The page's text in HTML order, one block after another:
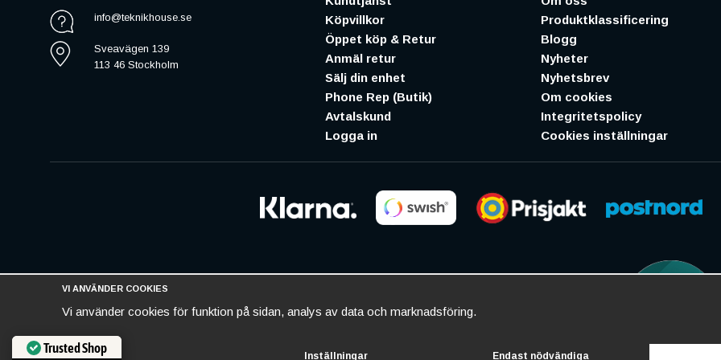
info@teknikhouse.se
Sveavägen 139
113 46 Stockholm
Köpvillkor
Öppet köp & Retur
Anmäl retur
Sälj din enhet
Phone Rep (Butik)
Avtalskund
Logga in
Produktklassificering
Blogg
Nyheter
Nyhetsbrev
Om cookies
Integritetspolicy
Cookies inställningar
VI ANVÄNDER COOKIES
Vi använder cookies för funktion på sidan, analys av data och marknadsföring.
Inställningar Endast nödvändiga
Trusted Shop